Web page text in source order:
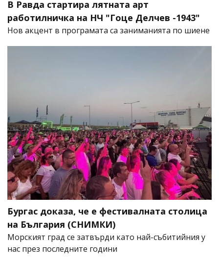
В Равда стартира лятната арт
работилничка на НЧ "Гоце Делчев -1943"
Нов акцент в програмата са заниманията по шиене
Бургас доказа, че е фестивалната столица
на България (СНИМКИ)
Морският град се затвърди като най-събитийния у
нас през последните години